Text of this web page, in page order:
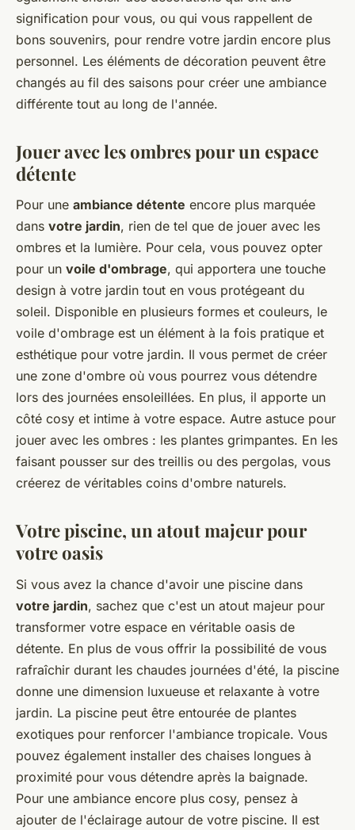
signification pour vous, ou qui vous rappellent de
bons souvenirs, pour rendre votre jardin encore plus
personnel. Les éléments de décoration peuvent être
changés au fil des saisons pour créer une ambiance
différente tout au long de l'année.
Jouer avec les ombres pour un espace
détente
Pour une ambiance détente encore plus marquée
dans votre jardin, rien de tel que de jouer avec les
ombres et la lumière. Pour cela, vous pouvez opter
pour un voile d'ombrage, qui apportera une touche
design à votre jardin tout en vous protégeant du
soleil. Disponible en plusieurs formes et couleurs, le
voile d'ombrage est un élément à la fois pratique et
esthétique pour votre jardin. Il vous permet de créer
une zone d'ombre où vous pourrez vous détendre
lors des journées ensoleillées. En plus, il apporte un
côté cosy et intime à votre espace. Autre astuce pour
jouer avec les ombres : les plantes grimpantes. En les
faisant pousser sur des treillis ou des pergolas, vous
créerez de véritables coins d'ombre naturels.
Votre piscine, un atout majeur pour
votre oasis
Si vous avez la chance d'avoir une piscine dans
votre jardin, sachez que c'est un atout majeur pour
transformer votre espace en véritable oasis de
détente. En plus de vous offrir la possibilité de vous
rafraîchir durant les chaudes journées d'été, la piscine
donne une dimension luxueuse et relaxante à votre
jardin. La piscine peut être entourée de plantes
exotiques pour renforcer l'ambiance tropicale. Vous
pouvez également installer des chaises longues à
proximité pour vous détendre après la baignade.
Pour une ambiance encore plus cosy, pensez à
ajouter de l'éclairage autour de votre piscine. Il est